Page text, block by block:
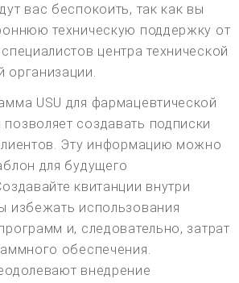
вас беспокоить, так как вы
техническую поддержку от
центра технической
организации.
USU для фармацевтической
создавать подписки
Эту информацию можно
для будущего
квитанции внутри
избежать использования
и, следовательно, затрат
обеспечения.
внедрение